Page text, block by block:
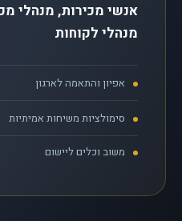
אנשי מכירות, מנהלי
מנהלי לקוחות
אפיון והתאמה לארגון
סימולציות משיחות אמיתיות
משוב וכלים ליישום